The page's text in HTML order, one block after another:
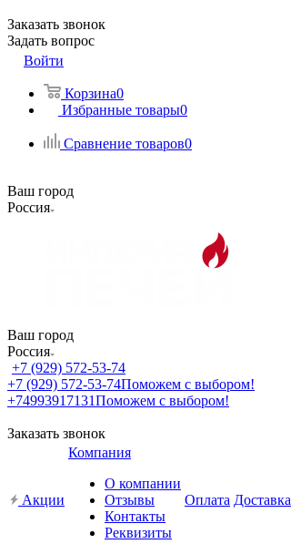
Заказать звонок
Задать вопрос
Войти
Корзина0
Избранные товары0
Сравнение товаров0
Ваш город
Россия
Ваш город
Россия
+7 (929) 572-53-74
+7 (929) 572-53-74Поможем с выбором!
+74993917131Поможем с выбором!
Заказать звонок
Акции
Компания
О компании
Отзывы
Контакты
Реквизиты
Оплата Доставка